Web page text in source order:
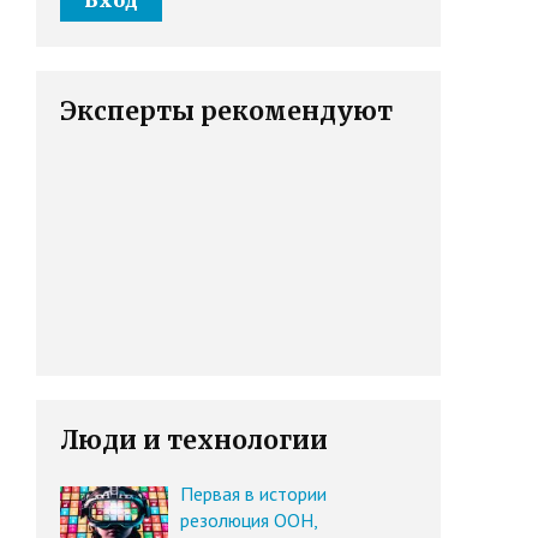
Эксперты рекомендуют
Люди и технологии
Первая в истории
резолюция ООН,